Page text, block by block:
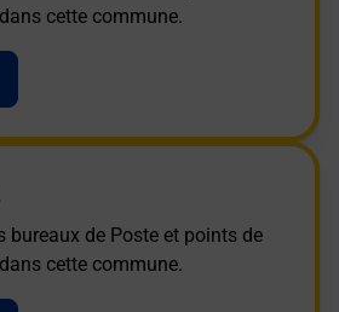
cette commune.
bureaux de Poste et points de
cette commune.